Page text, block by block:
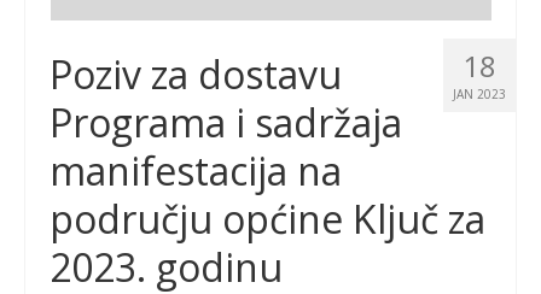
18
JAN 2023
Poziv za dostavu
Programa i sadržaja
manifestacija na
području općine Ključ za
2023. godinu